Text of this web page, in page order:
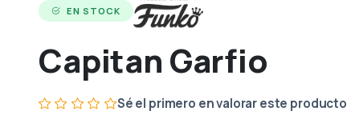
EN STOCK
Capitan Garfio
Sé el primero en valorar este producto